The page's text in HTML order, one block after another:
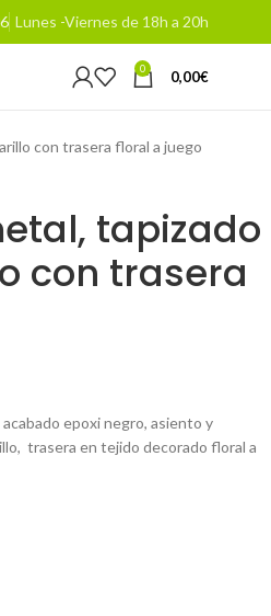
Lunes -Viernes de 18h a 20h
0 0,00€
con trasera floral a juego
tapizado
con trasera
epoxi negro, asiento y
trasera en tejido decorado floral a